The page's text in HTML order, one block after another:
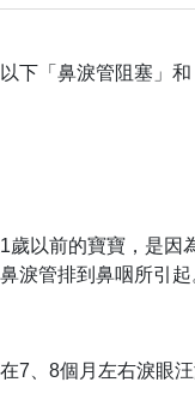
下「鼻淚管阻塞」和
歲以前的寶寶，是因
淚管排到鼻咽所引起
7、8個月左右淚眼